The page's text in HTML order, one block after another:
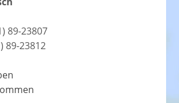
89-23807
89-23812